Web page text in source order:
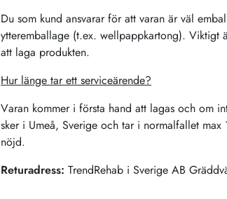
Du som kund ansvarar för att varan är väl
ytteremballage (t.ex. wellpappkartong).
att laga produkten.
Hur länge tar ett serviceärende?
Varan kommer i första hand att lagas och om
sker i Umeå, Sverige och tar i normalfallet
nöjd.
Returadress: TrendRehab i Sverige AB